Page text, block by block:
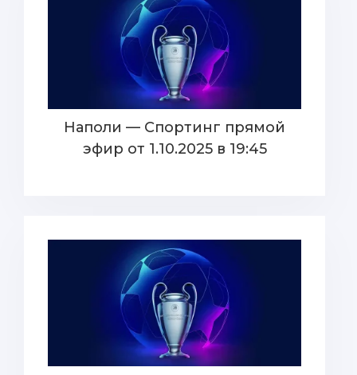
Наполи — Спортинг прямой
эфир от 1.10.2025 в 19:45